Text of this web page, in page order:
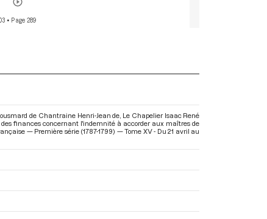
• Page 289
de Chantraine Henri-Jean de, Le Chapelier Isaac René
finances concernant l'indemnité à accorder aux maîtres de
— Première série (1787-1799) — Tome XV - Du 21 avril au